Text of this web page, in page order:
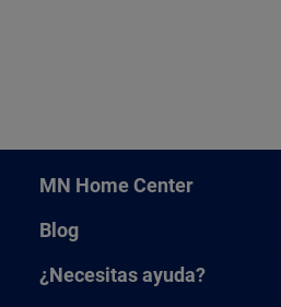
MN Home Center
Blog
¿Necesitas ayuda?